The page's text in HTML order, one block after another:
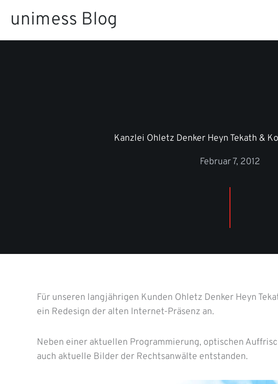
Inhaltunimess Blog
Kanzlei Ohletz Denker Heyn Tekath &
Februar 7, 2012
Für unseren langjährigen Kunden Ohletz Denker Heyn
ein Redesign der alten Internet-Präsenz an.
Neben einer aktuellen Programmierung, optischen
auch aktuelle Bilder der Rechtsanwälte entstanden.